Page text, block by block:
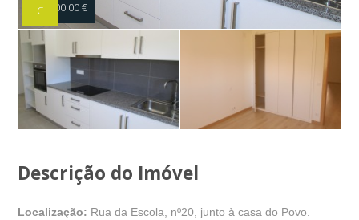
320,000.00 €
C
Descrição do Imóvel
Localização: Rua da Escola, nº20, junto à casa do Povo.